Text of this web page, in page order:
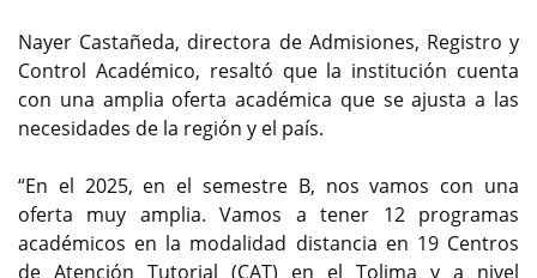
Nayer Castañeda, directora de Admisiones, Registro y
Control Académico, resaltó que la institución cuenta
con una amplia oferta académica que se ajusta a las
necesidades de la región y el país.
“En el 2025, en el semestre B, nos vamos con una
oferta muy amplia. Vamos a tener 12 programas
académicos en la modalidad distancia en 19 Centros
de Atención Tutorial (CAT) en el Tolima y a nivel